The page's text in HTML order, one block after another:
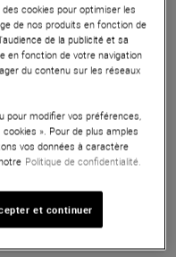
Pas en Stock
IP2000 V2
Pas en Stock
cookies pour optimiser les
de nos produits en fonction de
de la publicité et sa
en fonction de votre navigation
du contenu sur les réseaux
pour modifier vos préférences,
». Pour de plus amples
vos données à caractère
Politique de confidentialité.
et continuer